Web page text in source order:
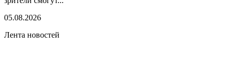
05.08.2026
Лента новостей